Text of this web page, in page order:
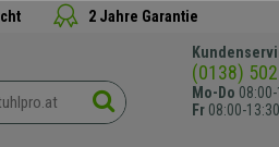
2 Jahre Garantie
(0138)
Mo-Do
Fr 08:00-